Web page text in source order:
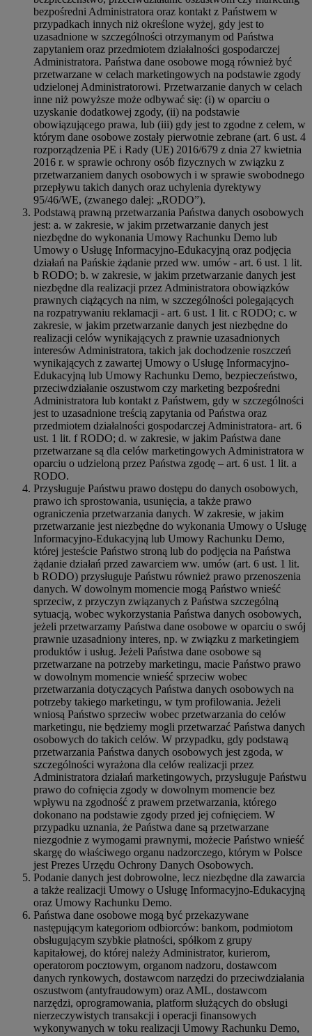
bezpośredni Administratora oraz kontakt z Państwem w
przypadkach innych niż określone wyżej, gdy jest to
uzasadnione w szczególności otrzymanym od Państwa
zapytaniem oraz przedmiotem działalności gospodarczej
Administratora. Państwa dane osobowe mogą również być
przetwarzane w celach marketingowych na podstawie zgody
udzielonej Administratorowi. Przetwarzanie danych w celach
inne niż powyższe może odbywać się: (i) w oparciu o
uzyskanie dodatkowej zgody, (ii) na podstawie
obowiązującego prawa, lub (iii) gdy jest to zgodne z celem, w
którym dane osobowe zostały pierwotnie zebrane (art. 6 ust. 4
rozporządzenia PE i Rady (UE) 2016/679 z dnia 27 kwietnia
2016 r. w sprawie ochrony osób fizycznych w związku z
przetwarzaniem danych osobowych i w sprawie swobodnego
przepływu takich danych oraz uchylenia dyrektywy
95/46/WE, (zwanego dalej: „RODO”).
Podstawą prawną przetwarzania Państwa danych osobowych
jest: a. w zakresie, w jakim przetwarzanie danych jest
niezbędne do wykonania Umowy Rachunku Demo lub
Umowy o Usługę Informacyjno-Edukacyjną oraz podjęcia
działań na Pańskie żądanie przed ww. umów - art. 6 ust. 1 lit.
b RODO; b. w zakresie, w jakim przetwarzanie danych jest
niezbędne dla realizacji przez Administratora obowiązków
prawnych ciążących na nim, w szczególności polegających
na rozpatrywaniu reklamacji - art. 6 ust. 1 lit. c RODO; c. w
zakresie, w jakim przetwarzanie danych jest niezbędne do
realizacji celów wynikających z prawnie uzasadnionych
interesów Administratora, takich jak dochodzenie roszczeń
wynikających z zawartej Umowy o Usługę Informacyjno-
Edukacyjną lub Umowy Rachunku Demo, bezpieczeństwo,
przeciwdziałanie oszustwom czy marketing bezpośredni
Administratora lub kontakt z Państwem, gdy w szczególności
jest to uzasadnione treścią zapytania od Państwa oraz
przedmiotem działalności gospodarczej Administratora- art. 6
ust. 1 lit. f RODO; d. w zakresie, w jakim Państwa dane
przetwarzane są dla celów marketingowych Administratora w
oparciu o udzieloną przez Państwa zgodę – art. 6 ust. 1 lit. a
RODO.
Przysługuje Państwu prawo dostępu do danych osobowych,
prawo ich sprostowania, usunięcia, a także prawo
ograniczenia przetwarzania danych. W zakresie, w jakim
przetwarzanie jest niezbędne do wykonania Umowy o Usługę
Informacyjno-Edukacyjną lub Umowy Rachunku Demo,
której jesteście Państwo stroną lub do podjęcia na Państwa
żądanie działań przed zawarciem ww. umów (art. 6 ust. 1 lit.
b RODO) przysługuje Państwu również prawo przenoszenia
danych. W dowolnym momencie mogą Państwo wnieść
sprzeciw, z przyczyn związanych z Państwa szczególną
sytuacją, wobec wykorzystania Państwa danych osobowych,
jeżeli przetwarzamy Państwa dane osobowe w oparciu o swój
prawnie uzasadniony interes, np. w związku z marketingiem
produktów i usług. Jeżeli Państwa dane osobowe są
przetwarzane na potrzeby marketingu, macie Państwo prawo
w dowolnym momencie wnieść sprzeciw wobec
przetwarzania dotyczących Państwa danych osobowych na
potrzeby takiego marketingu, w tym profilowania. Jeżeli
wniosą Państwo sprzeciw wobec przetwarzania do celów
marketingu, nie będziemy mogli przetwarzać Państwa danych
osobowych do takich celów. W przypadku, gdy podstawą
przetwarzania Państwa danych osobowych jest zgoda, w
szczególności wyrażona dla celów realizacji przez
Administratora działań marketingowych, przysługuje Państwu
prawo do cofnięcia zgody w dowolnym momencie bez
wpływu na zgodność z prawem przetwarzania, którego
dokonano na podstawie zgody przed jej cofnięciem. W
przypadku uznania, że Państwa dane są przetwarzane
niezgodnie z wymogami prawnymi, możecie Państwo wnieść
skargę do właściwego organu nadzorczego, którym w Polsce
jest Prezes Urzędu Ochrony Danych Osobowych.
Podanie danych jest dobrowolne, lecz niezbędne dla zawarcia
a także realizacji Umowy o Usługę Informacyjno-Edukacyjną
oraz Umowy Rachunku Demo.
Państwa dane osobowe mogą być przekazywane
następującym kategoriom odbiorców: bankom, podmiotom
obsługującym szybkie płatności, spółkom z grupy
kapitałowej, do której należy Administrator, kurierom,
operatorom pocztowym, organom nadzoru, dostawcom
danych rynkowych, dostawcom narzędzi do przeciwdziałania
oszustwom (antyfraudowym) oraz AML, dostawcom
narzędzi, oprogramowania, platform służących do obsługi
nierzeczywistych transakcji i operacji finansowych
wykonywanych w toku realizacji Umowy Rachunku Demo,